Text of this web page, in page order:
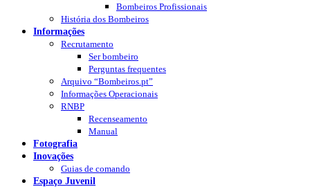
Bombeiros Profissionais
História dos Bombeiros
Informações
Recrutamento
Ser bombeiro
Perguntas frequentes
Arquivo “Bombeiros.pt”
Informações Operacionais
RNBP
Recenseamento
Manual
Fotografia
Inovações
Guias de comando
Espaço Juvenil